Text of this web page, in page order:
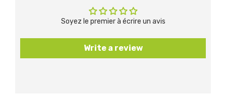
Soyez le premier à écrire un avis
Write a review